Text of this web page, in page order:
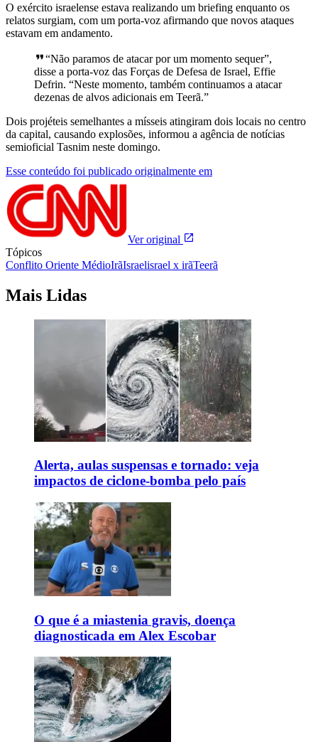
O exército israelense estava realizando um briefing enquanto os
relatos surgiam, com um porta-voz afirmando que novos ataques
estavam em andamento.
“Não paramos de atacar por um momento sequer”,
disse a porta-voz das Forças de Defesa de Israel, Effie
Defrin. “Neste momento, também continuamos a atacar
dezenas de alvos adicionais em Teerã.”
Dois projéteis semelhantes a mísseis atingiram dois locais no centro
da capital, causando explosões, informou a agência de notícias
semioficial Tasnim neste domingo.
Esse conteúdo foi publicado originalmente em
Ver original
Tópicos
Conflito Oriente MédioIrãIsraelisrael x irãTeerã
Mais Lidas
Alerta, aulas suspensas e tornado: veja
impactos de ciclone-bomba pelo país
O que é a miastenia gravis, doença
diagnosticada em Alex Escobar